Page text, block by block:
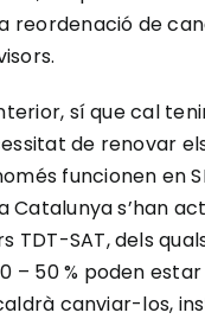
reordenació de
sí que cal
de renovar
funcionen en
Catalunya s’han
TDT-SAT, dels
– 50 % poden
canviar-los,